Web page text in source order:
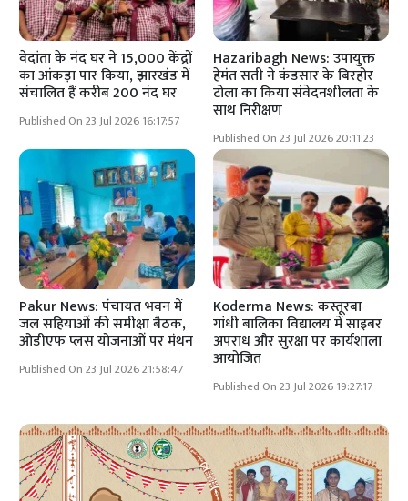
वेदांता के नंद घर ने 15,000 केंद्रों
का आंकड़ा पार किया, झारखंड में
संचालित हैं करीब 200 नंद घर
Published On 23 Jul 2026 16:17:57
Hazaribagh News: उपायुक्त
हेमंत सती ने कंडसार के बिरहोर
टोला का किया संवेदनशीलता के
साथ निरीक्षण
Published On 23 Jul 2026 20:11:23
Pakur News: पंचायत भवन में
जल सहियाओं की समीक्षा बैठक,
ओडीएफ प्लस योजनाओं पर मंथन
Published On 23 Jul 2026 21:58:47
Koderma News: कस्तूरबा
गांधी बालिका विद्यालय में साइबर
अपराध और सुरक्षा पर कार्यशाला
आयोजित
Published On 23 Jul 2026 19:27:17